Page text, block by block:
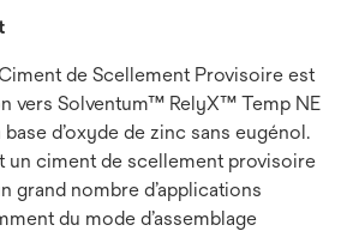
de Scellement Provisoire est
vers Solventum™ RelyX™ Temp NE
d’oxyde de zinc sans eugénol.
un ciment de scellement provisoire
grand nombre d’applications
du mode d’assemblage